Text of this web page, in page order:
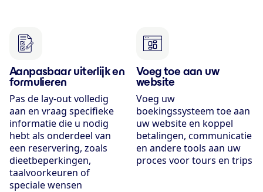
Aanpasbaar uiterlijk en
formulieren
Pas de lay-out volledig
aan en vraag specifieke
informatie die u nodig
hebt als onderdeel van
een reservering, zoals
dieetbeperkingen,
taalvoorkeuren of
speciale wensen
Voeg toe aan uw
website
Voeg uw
boekingssysteem toe aan
uw website en koppel
betalingen, communicatie
en andere tools aan uw
proces voor tours en trips